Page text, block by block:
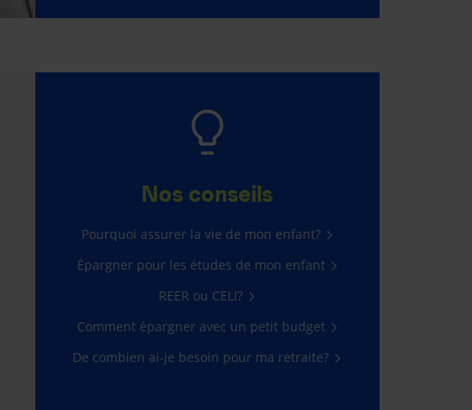
Nos conseils
Pourquoi assurer la vie de mon enfant?
Épargner pour les études de mon enfant
REER ou CELI?
Comment épargner avec un petit budget
De combien ai-je besoin pour ma retraite?